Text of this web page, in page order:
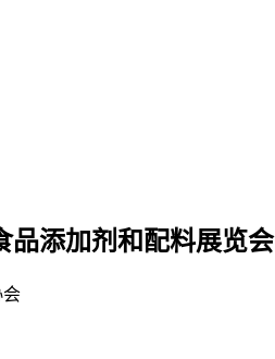
品添加剂和配料展览会
会